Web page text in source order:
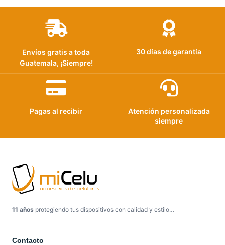
Envíos gratis a toda
Guatemala, ¡Siempre!
30 días de garantía
Pagas al recibir
Atención personalizada
siempre
11 años protegiendo tus dispositivos con calidad y estilo…
Contacto